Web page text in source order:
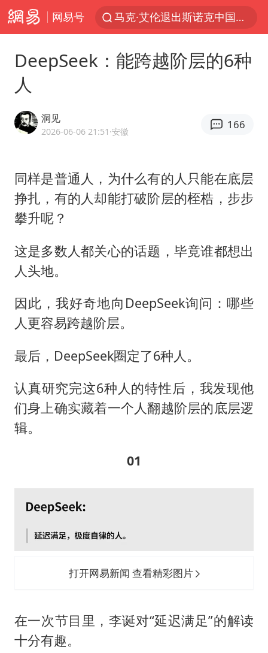
网易号
马克·艾伦退出斯诺克中国公开赛
郑丽文：台湾从来没有“独立”过
新疆优化调整景区内自驾服务费
白海豚将正面袭击贯穿浙江
酒店花洒现排泄物住客索赔遭拒
泰国初中生饮弹自尽前开了26枪
梁家辉：到内地拍戏不是北上是回归
全民健身事业高质量发展
乐享全民健身 共筑健康中国
DeepSeek：能跨越阶层的6种
人
洞见
2026-06-06 21:51 ·安徽
166
同样是普通人，为什么有的人只能在底层
挣扎，有的人却能打破阶层的桎梏，步步
攀升呢？
这是多数人都关心的话题，毕竟谁都想出
人头地。
因此，我好奇地向DeepSeek询问：哪些
人更容易跨越阶层。
最后，DeepSeek圈定了6种人。
认真研究完这6种人的特性后，我发现他
们身上确实藏着一个人翻越阶层的底层逻
辑。
01
打开网易新闻 查看精彩图片
在一次节目里，李诞对“延迟满足”的解读
十分有趣。